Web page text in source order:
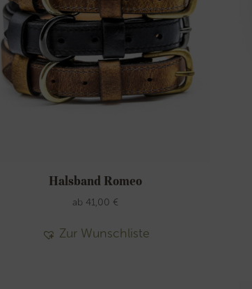
Halsband Romeo
ab 41,00 €
Zur Wunschliste